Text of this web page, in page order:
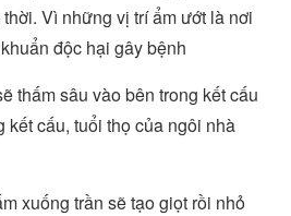
Vì những vị trí ẩm ướt là nơi
độc hại gây bệnh
thấm sâu vào bên trong kết cấu
kết cấu, tuổi thọ của ngôi nhà
xuống trần sẽ tạo giọt rồi nhỏ